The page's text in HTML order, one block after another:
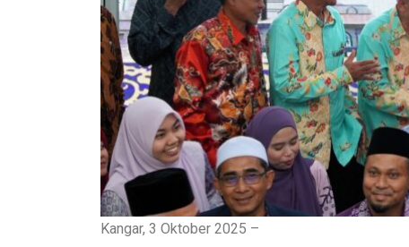
Kangar, 3 Oktober 2025 –